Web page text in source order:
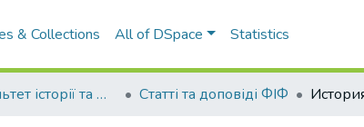
& Collections All of DSpace Statistics
06. Факультет історії та філософії Статті та доповіді ФІФ